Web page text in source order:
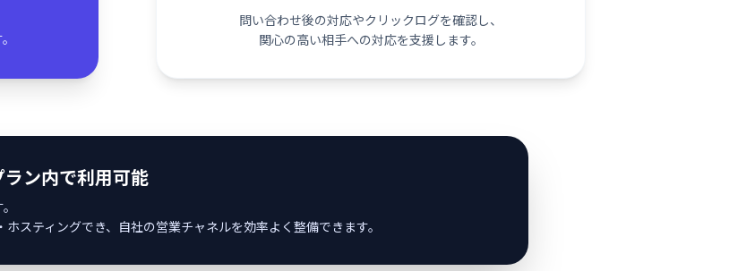
問い合わせ後の対応やクリックログを確認し、
関心の高い相手への対応を支援します。
ン内で利用可能
スティングでき、自社の営業チャネルを効率よく整備できます。